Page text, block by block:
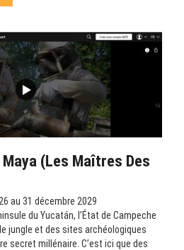
Maya (Les Maîtres Des
au 31 décembre 2029
du Yucatán, l’État de Campeche
jungle et des sites archéologiques
secret millénaire. C’est ici que des